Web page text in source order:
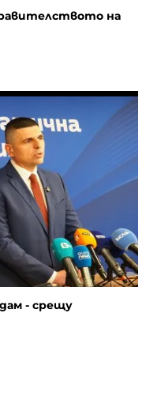
на
- срещу